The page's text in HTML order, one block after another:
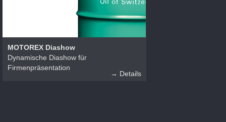
MOTOREX Diashow
Dynamische Diashow für
Firmenpräsentation
→ Details